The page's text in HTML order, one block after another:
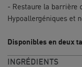
- Restaure la barrière
Hypoallergéniques et
Disponibles en deux
INGRÉDIENTS